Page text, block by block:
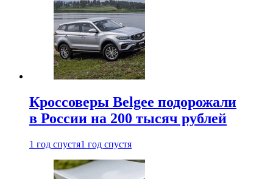
Кроссоверы Belgee подорожали
в России на 200 тысяч рублей
1 год спустя1 год спустя